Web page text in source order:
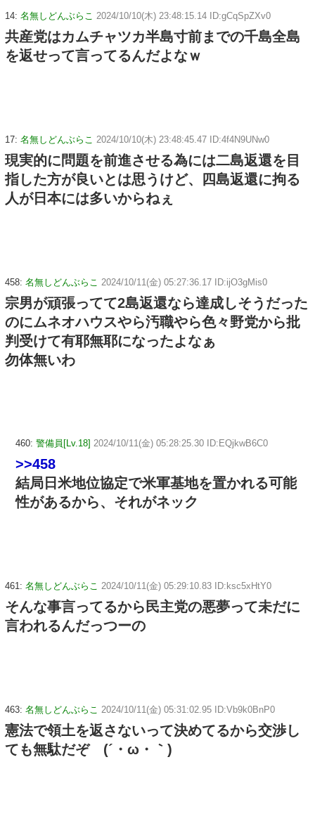
14: 名無しどんぶらこ 2024/10/10(木) 23:48:15.14 ID:gCqSpZXv0
共産党はカムチャツカ半島寸前までの千島全島
を返せって言ってるんだよなｗ
17: 名無しどんぶらこ 2024/10/10(木) 23:48:45.47 ID:4f4N9UNw0
現実的に問題を前進させる為には二島返還を目
指した方が良いとは思うけど、四島返還に拘る
人が日本には多いからねぇ
458: 名無しどんぶらこ 2024/10/11(金) 05:27:36.17 ID:ijO3gMis0
宗男が頑張ってて2島返還なら達成しそうだった
のにムネオハウスやら汚職やら色々野党から批
判受けて有耶無耶になったよなぁ
勿体無いわ
460: 警備員[Lv.18] 2024/10/11(金) 05:28:25.30 ID:EQjkwB6C0
>>458
結局日米地位協定で米軍基地を置かれる可能
性があるから、それがネック
461: 名無しどんぶらこ 2024/10/11(金) 05:29:10.83 ID:ksc5xHtY0
そんな事言ってるから民主党の悪夢って未だに
言われるんだっつーの
463: 名無しどんぶらこ 2024/10/11(金) 05:31:02.95 ID:Vb9k0BnP0
憲法で領土を返さないって決めてるから交渉し
ても無駄だぞ (´・ω・｀)